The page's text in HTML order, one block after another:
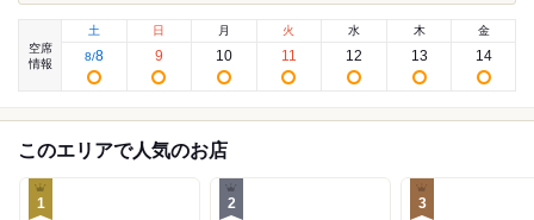
空席
情報
土
8/8
日
9
月
10
火
11
水
12
木
13
金
14
このエリアで人気のお店
1 2 3